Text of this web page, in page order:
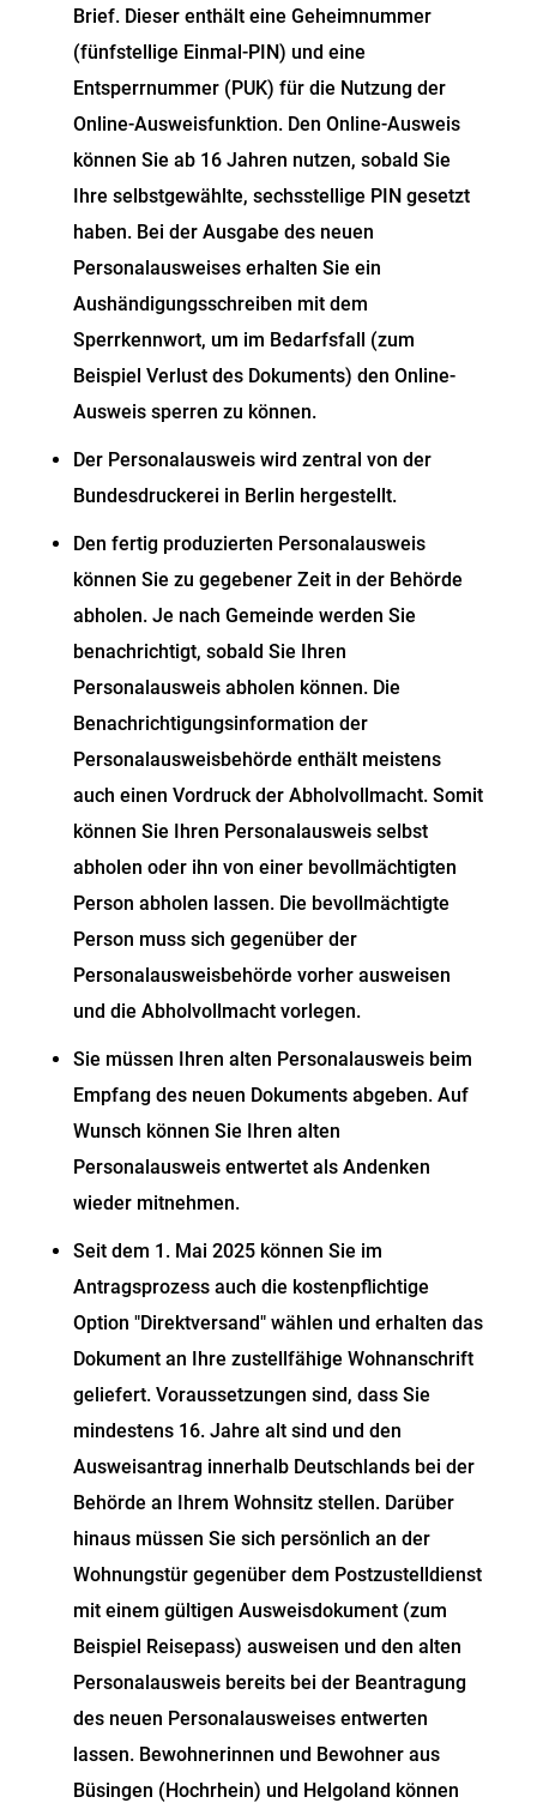
Brief. Dieser enthält eine Geheimnummer
(fünfstellige Einmal-PIN) und eine
Entsperrnummer (PUK) für die Nutzung der
Online-Ausweisfunktion. Den Online-Ausweis
können Sie ab 16 Jahren nutzen, sobald Sie
Ihre selbstgewählte, sechsstellige PIN gesetzt
haben. Bei der Ausgabe des neuen
Personalausweises erhalten Sie ein
Aushändigungsschreiben mit dem
Sperrkennwort, um im Bedarfsfall (zum
Beispiel Verlust des Dokuments) den Online-
Ausweis sperren zu können.
Der Personalausweis wird zentral von der
Bundesdruckerei in Berlin hergestellt.
Den fertig produzierten Personalausweis
können Sie zu gegebener Zeit in der Behörde
abholen.Je nach Gemeinde werden Sie
benachrichtigt, sobald Sie Ihren
Personalausweis abholen können. Die
Benachrichtigungsinformation der
Personalausweisbehörde enthält meistens
auch einen Vordruck der Abholvollmacht. Somit
können Sie Ihren Personalausweis selbst
abholen oder ihn von einer bevollmächtigten
Person abholen lassen. Die bevollmächtigte
Person muss sich gegenüber der
Personalausweisbehörde vorher ausweisen
und die Abholvollmacht vorlegen.
Sie müssen Ihren alten Personalausweis beim
Empfang des neuen Dokuments abgeben. Auf
Wunsch können Sie Ihren alten
Personalausweis entwertet als Andenken
wieder mitnehmen.
Seit dem 1. Mai 2025 können Sie im
Antragsprozess auch die kostenpflichtige
Option "Direktversand" wählen und erhalten das
Dokument an Ihre zustellfähige Wohnanschrift
geliefert. Voraussetzungen sind, dass Sie
mindestens 16. Jahre alt sind und den
Ausweisantrag innerhalb Deutschlands bei der
Behörde an Ihrem Wohnsitz stellen. Darüber
hinaus müssen Sie sich persönlich an der
Wohnungstür gegenüber dem Postzustelldienst
mit einem gültigen Ausweisdokument (zum
Beispiel Reisepass) ausweisen und den alten
Personalausweis bereits bei der Beantragung
des neuen Personalausweises entwerten
lassen. Bewohnerinnen und Bewohner aus
Büsingen (Hochrhein) und Helgoland können